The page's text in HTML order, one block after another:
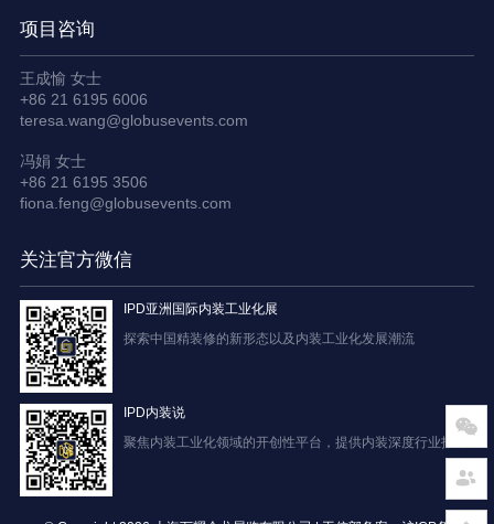
项目咨询
王成愉 女士
+86 21 6195 6006
teresa.wang@globusevents.com
冯娟 女士
+86 21 6195 3506
fiona.feng@globusevents.com
关注官方微信
IPD亚洲国际内装工业化展
探索中国精装修的新形态以及内装工业化发展潮流
IPD内装说
聚焦内装工业化领域的开创性平台，提供内装深度行业报道